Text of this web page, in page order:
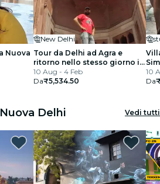
Nuova
New Delhi
Tour da Delhi ad Agra e
ritorno nello stesso giorno in
auto privata
10 Aug - 4 Feb
Da₹5,534.50
10
Da
Delhi Vedi tutti